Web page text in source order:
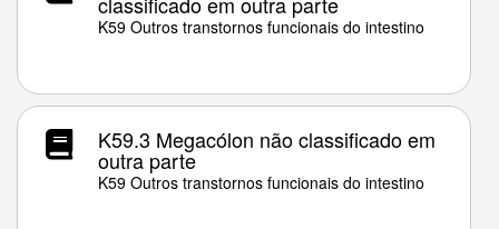
K59 Outros transtornos funcionais do intestino
K59.3 Megacólon não classificado em
outra parte
K59 Outros transtornos funcionais do intestino